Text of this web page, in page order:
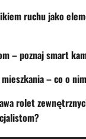
ruchu jako
– poznaj smart
– co o
rolet